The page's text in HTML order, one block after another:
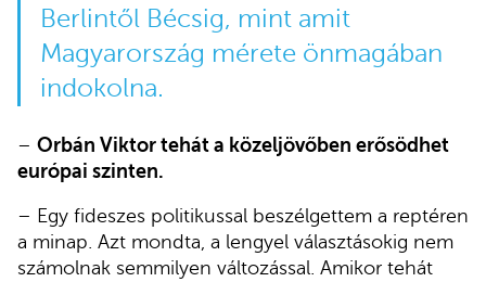
Berlintől Bécsig, mint amit
Magyarország mérete önmagában
indokolna.
– Orbán Viktor tehát a közeljövőben erősödhet
európai szinten.
– Egy fideszes politikussal beszélgettem a reptéren
a minap. Azt mondta, a lengyel választásokig nem
számolnak semmilyen változással. Amikor tehát